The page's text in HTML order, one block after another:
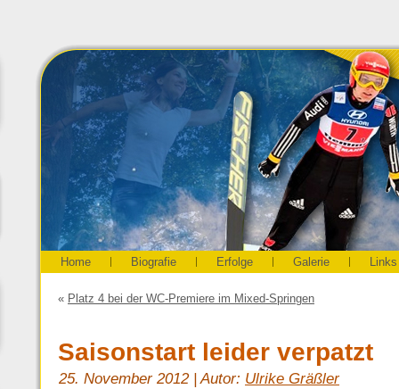
Home Biografie Erfolge Galerie Links
« Platz 4 bei der WC-Premiere im Mixed-Springen
Saisonstart leider verpatzt
25. November 2012 | Autor: Ulrike Gräßler